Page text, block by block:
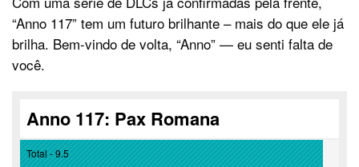
“Anno 117” tem um futuro brilhante – mais do que ele já
brilha. Bem-vindo de volta, “Anno” — eu senti falta de
você.
Anno 117: Pax Romana
Total - 9.5